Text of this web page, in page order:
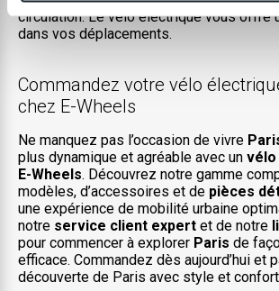
circulation. Le vélo électrique vous offre
dans vos déplacements.
Commandez votre vélo
chez E-Wheels
Ne manquez pas l’occasion de vivre
plus dynamique et agréable avec un
E-Wheels. Découvrez notre gamme
modèles, d’accessoires et de pièces
une expérience de mobilité urbaine
notre service client expert et de notre
pour commencer à explorer Paris de
efficace. Commandez dès aujourd’hui et
découverte de Paris avec style et